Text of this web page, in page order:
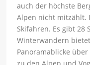
auch der höchste
Alpen nicht mitzählt.
Skifahren. Es gibt 28
Winterwandern
Panoramablicke